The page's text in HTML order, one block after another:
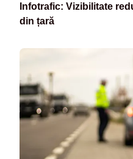
Infotrafic: Vizibilitate
din țară